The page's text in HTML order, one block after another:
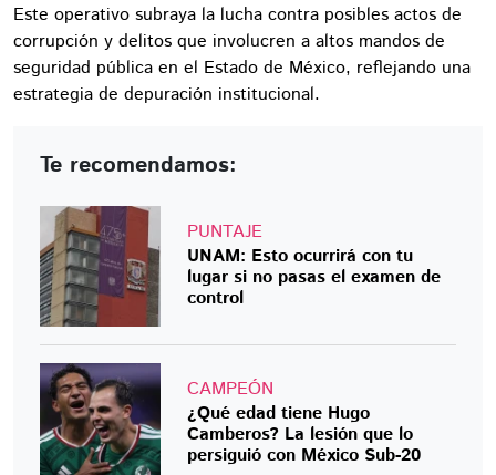
Este operativo subraya la lucha contra posibles actos de
corrupción y delitos que involucren a altos mandos de
seguridad pública en el Estado de México, reflejando una
estrategia de depuración institucional.
Te recomendamos:
PUNTAJE
UNAM: Esto ocurrirá con tu
lugar si no pasas el examen de
control
CAMPEÓN
¿Qué edad tiene Hugo
Camberos? La lesión que lo
persiguió con México Sub-20